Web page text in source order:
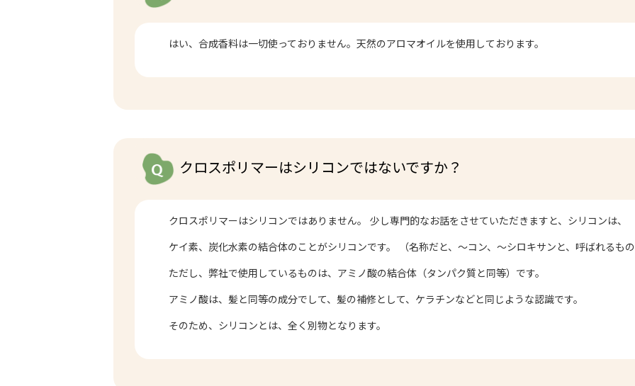
はい、合成香料は一切使っておりません。天然のアロマオイルを使用しております。
クロスポリマーはシリコンではないですか？
クロスポリマーはシリコンではありません。 少し専門的なお話をさせていただきますと、シリコンは、
ケイ素、炭化水素の結合体のことがシリコンです。 （名称だと、〜コン、〜シロキサンと、呼ばれるもの
ただし、弊社で使用しているものは、アミノ酸の結合体（タンパク質と同等）です。
アミノ酸は、髪と同等の成分でして、髪の補修として、ケラチンなどと同じような認識です。
そのため、シリコンとは、全く別物となります。